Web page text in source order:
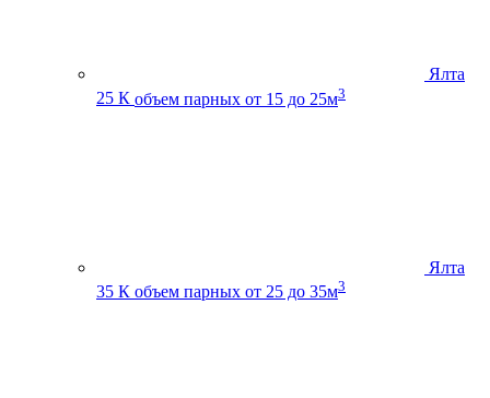
Ялта
25 К объем парных от 15 до 25м3
Ялта
35 К объем парных от 25 до 35м3